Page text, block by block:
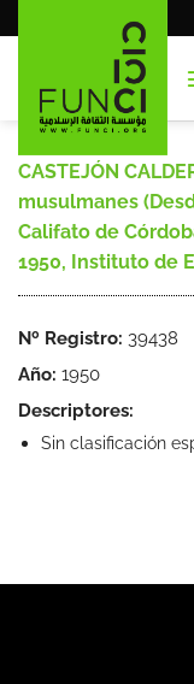
al
CASTEJÓN
musulmanes
Califato de
1950, Instituto de
Nº Registro: 39438
Año: 1950
Descriptores:
Sin clasificación